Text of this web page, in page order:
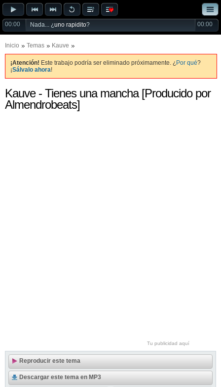
00:00 Nada... ¿uno rapidito? 00:00
Inicio Temas Kauve
¡Atención! Este trabajo podría ser eliminado próximamente. ¿Por qué?
¡Sálvalo ahora!
Kauve - Tienes una mancha [Producido por
Almendrobeats]
Tu publicidad aquí
Reproducir este tema
Descargar este tema en MP3